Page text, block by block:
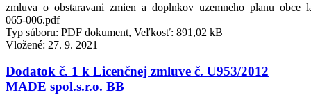
065-006.pdf
Typ súboru: PDF dokument, Veľkosť: 891,02 kB
Vložené: 27. 9. 2021
Dodatok č. 1 k Licenčnej zmluve č. U953/2012
MADE spol.s.r.o. BB